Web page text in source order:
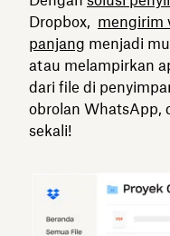
Dropbox, mengirim
panjang menjadi
atau melampirkan
dari file di
obrolan WhatsApp,
sekali!